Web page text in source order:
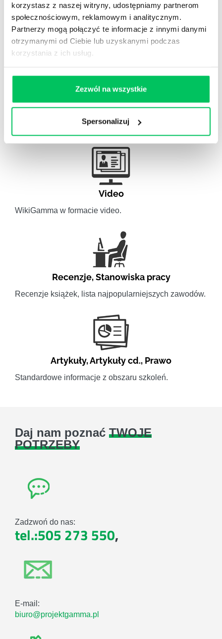
korzystasz z naszej witryny, udostępniamy partnerom
społecznościowym, reklamowym i analitycznym.
Partnerzy mogą połączyć te informacje z innymi danymi
otrzymanymi od Ciebie lub uzyskanymi podczas
korzystania z ich usług.
Zezwól na wszystkie
Spersonalizuj
Odpowiedzi na często pojawiające się pytania z
obszaru HR.
Artykuły eksperckie
Artykuły związane ze szkoleniami eksperckimi.
Video
WikiGamma w formacie video.
Recenzje,Stanowiska pracy
Recenzje książek, lista najpopularniejszych zawodów.
Artykuły,Artykuły cd., Prawo
Standardowe informacje z obszaru szkoleń.
Daj nam poznać TWOJE
POTRZEBY
Zadzwoń do nas:
tel.:505 273 550,
E-mail:
biuro@projektgamma.pl